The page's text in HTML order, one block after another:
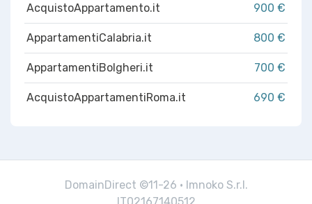
AcquistoAppartamento.it 900 €
AppartamentiCalabria.it 800 €
AppartamentiBolgheri.it 700 €
AcquistoAppartamentiRoma.it 690 €
DomainDirect ©11-26 · Imnoko S.r.l.